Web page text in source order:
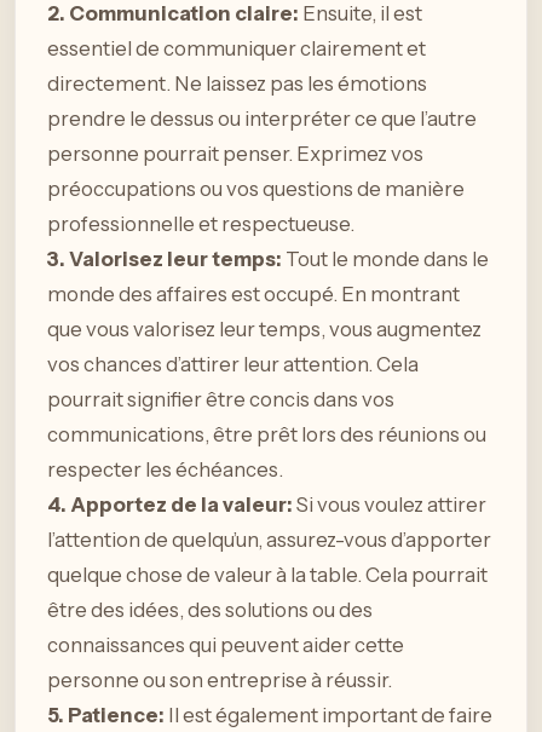
2. Communication claire: Ensuite, il est
essentiel de communiquer clairement et
directement. Ne laissez pas les émotions
prendre le dessus ou interpréter ce que l’autre
personne pourrait penser. Exprimez vos
préoccupations ou vos questions de manière
professionnelle et respectueuse.
3. Valorisez leur temps: Tout le monde dans le
monde des affaires est occupé. En montrant
que vous valorisez leur temps, vous augmentez
vos chances d’attirer leur attention. Cela
pourrait signifier être concis dans vos
communications, être prêt lors des réunions ou
respecter les échéances.
4. Apportez de la valeur: Si vous voulez attirer
l’attention de quelqu’un, assurez-vous d’apporter
quelque chose de valeur à la table. Cela pourrait
être des idées, des solutions ou des
connaissances qui peuvent aider cette
personne ou son entreprise à réussir.
5. Patience: Il est également important de faire